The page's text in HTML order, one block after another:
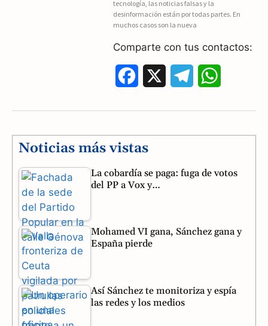
o
a
p
tecnología, las noticias falsas y la
desinformación están por todas partes. En
muchos casos son la nueva
Comparte con tus contactos:
e
o
k
m
p
Noticias más vistas
La cobardía se paga: fuga de votos
del PP a Vox y…
Mohamed VI gana, Sánchez gana y
España pierde
Así Sánchez te monitoriza y espía
las redes y los medios